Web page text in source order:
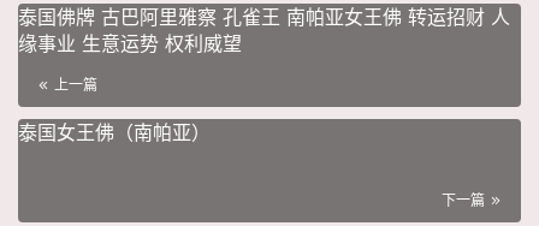
泰国佛牌 古巴阿里雅察 孔雀王 南帕亚女王佛 转运招财 人
缘事业 生意运势 权利威望
上一篇
泰国女王佛（南帕亚）
下一篇